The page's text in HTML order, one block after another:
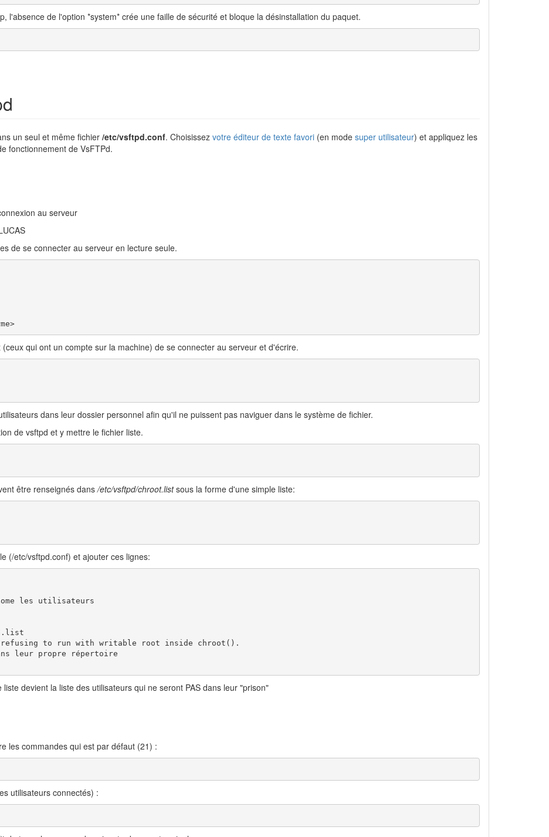
l'absence de l'option *system* crée une faille de sécurité et bloque la désinstallation du paquet.
un seul et même fichier /etc/vsftpd.conf. Choisissez votre éditeur de texte favori (en mode super utilisateur) et appliquez les
fonctionnement de VsFTPd.
au serveur
de se connecter au serveur en lecture seule.
qui ont un compte sur la machine) de se connecter au serveur et d'écrire.
dans leur dossier personnel afin qu'il ne puissent pas naviguer dans le système de fichier.
de vsftpd et y mettre le fichier liste.
être renseignés dans/etc/vsftpd/chroot.listsous la forme d'une simple liste:
(/etc/vsftpd.conf) et ajouter ces lignes:
les utilisateurs
refusing to run with writable root inside chroot().
leur propre répertoire
devient la liste des utilisateurs qui ne seront PAS dans leur "prison"
les commandes qui est par défaut (21) :
utilisateurs connectés) :